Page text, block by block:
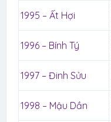
1995 – Ất Hợi
1996 – Bính Tý
1997 – Đinh Sửu
1998 – Mậu Dần